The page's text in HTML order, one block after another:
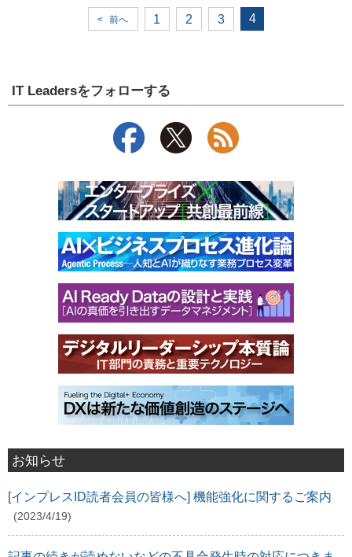
< 前へ 1 2 3 4
IT Leadersをフォローする
お知らせ
[インプレスID読者会員の皆様へ] 機能強化に関するご案内
(2023/4/19)